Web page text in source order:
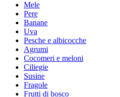
Mele
Pere
Banane
Uva
Pesche e albicocche
Agrumi
Cocomeri e meloni
Ciliegie
Susine
Fragole
Frutti di bosco